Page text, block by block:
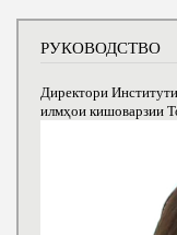
РУКОВОДСТВО
Директори
илмҳои кишоварзии